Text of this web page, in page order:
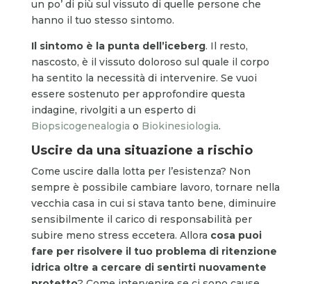
un po’ di più sul vissuto di quelle persone che
hanno il tuo stesso sintomo.
Il sintomo è la punta dell’iceberg. Il resto,
nascosto, è il vissuto doloroso sul quale il corpo
ha sentito la necessità di intervenire. Se vuoi
essere sostenuto per approfondire questa
indagine, rivolgiti a un esperto di
Biopsicogenealogia o Biokinesiologia.
Uscire da una situazione a rischio
Come uscire dalla lotta per l’esistenza? Non
sempre è possibile cambiare lavoro, tornare nella
vecchia casa in cui si stava tanto bene, diminuire
sensibilmente il carico di responsabilità per
subire meno stress eccetera. Allora cosa puoi
fare per risolvere il tuo problema di ritenzione
idrica oltre a cercare di sentirti nuovamente